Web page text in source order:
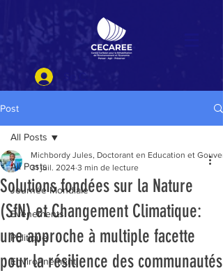
Se Connecter
Post
All Posts
Journée Mondiale
Evénements
Politique
Environnement
All Posts
Solutions fondées sur la Nature
(SfN) et Changement Climatique:
une approche à multiple facette
pour la résilience des communautés
Michbordy Jules, Doctorant en Education et
31 juil. 2024 3 min de lecture